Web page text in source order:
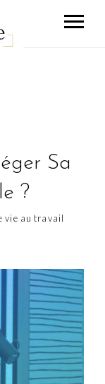
Sa
?
vie au travail